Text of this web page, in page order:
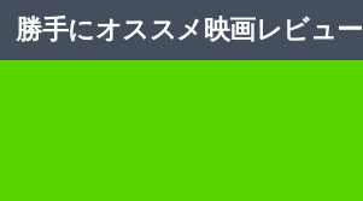
コンテンツへスキップ
勝手にオススメ映画レビュー